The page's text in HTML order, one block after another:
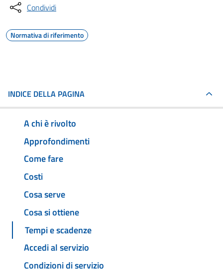
Condividi
Normativa di riferimento
INDICE DELLA PAGINA
A chi è rivolto
Approfondimenti
Come fare
Costi
Cosa serve
Cosa si ottiene
Tempi e scadenze
Accedi al servizio
Condizioni di servizio